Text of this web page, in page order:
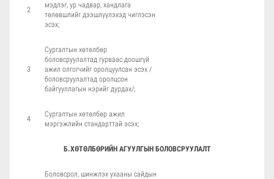
2
мэдлэг, ур чадвар, хандлага
төлөвшлийг дээшлүүлэхэд чиглэсэн
эсэх;
3
Сургалтын хөтөлбөр
боловсруулалтад гурваас доошгүй
ажил олгогчийг оролцуулсан эсэх /
боловсруулалтад оролцсон
байгууллагын нэрийг дурдах/;
4
Сургалтын хөтөлбөр ажил
мэргэжлийн стандарттай эсэх;
Б.ХӨТӨЛБӨРИЙН АГУУЛГЫН БОЛОВСРУУЛАЛТ
Боловсрол, шинжлэх ухааны сайдын